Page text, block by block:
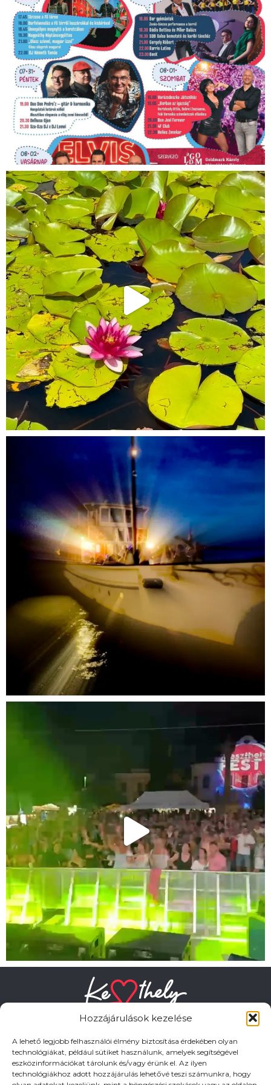
Hozzájárulások kezelése
A lehető legjobb felhasználói élmény biztosítása érdekében olyan
technológiákat, például sütiket használunk, amelyek segítségével
eszközinformációkat tárolunk és/vagy érünk el. Az ilyen
technológiákhoz adott hozzájárulás lehetővé teszi számunkra, hogy
HASZNOS LINKEK